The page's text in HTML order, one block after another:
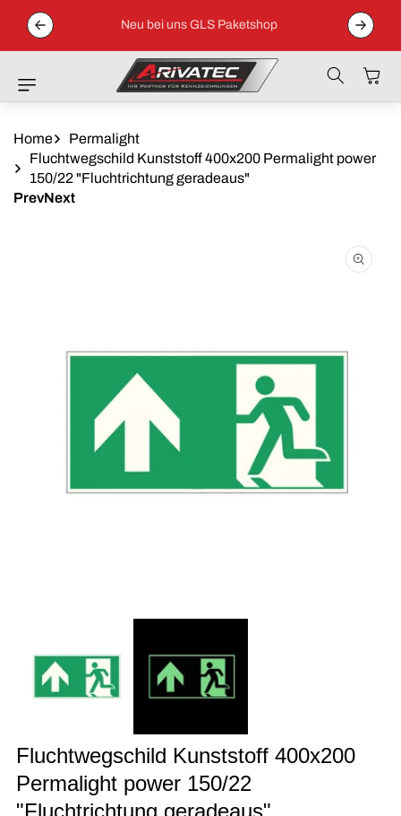
Direkt Zum
Inhalt
/
Neu bei uns GLS Paketshop
Home
Permalight
Fluchtwegschild Kunststoff 400x200 Permalight power
150/22 "Fluchtrichtung geradeaus"
PrevNext
Modal
öffnen
Fluchtwegschild Kunststoff 400x200
Permalight power 150/22